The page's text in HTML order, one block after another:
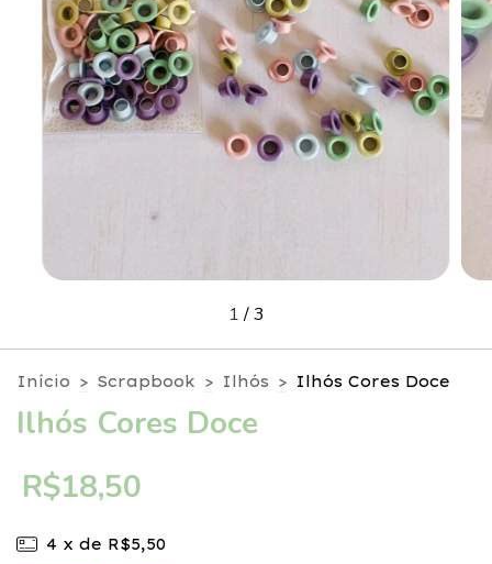
1/3
Início > Scrapbook > Ilhós > Ilhós Cores Doce
Ilhós Cores Doce
R$18,50
4 x de R$5,50